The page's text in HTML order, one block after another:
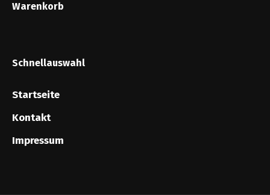
Warenkorb
Schnellauswahl
Startseite
Kontakt
Impressum